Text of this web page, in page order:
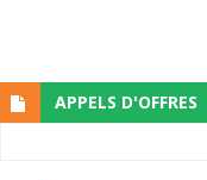
APPELS D'OFFRES